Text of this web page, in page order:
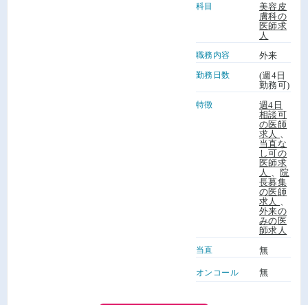
科目
美容皮
膚科の
医師求
人
職務内容 外来
勤務日数
(週4日
勤務可)
特徴
週4日
相談可
の医師
求人
当直な
し可の
医師求
人
院
長募集
の医師
求人
外来の
みの医
師求人
当直 無
オンコール 無